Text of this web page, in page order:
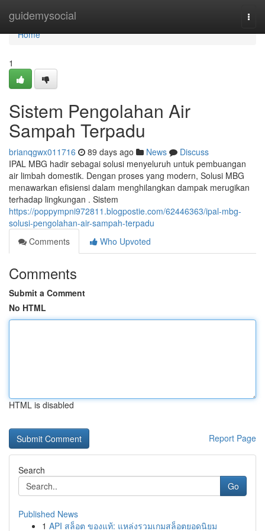
guidemysocial
Home
Home
1
Sistem Pengolahan Air
Sampah Terpadu
brianqgwx011716 89 days ago News
Discuss
IPAL MBG hadir sebagai solusi menyeluruh untuk pembuangan
air limbah domestik. Dengan proses yang modern, Solusi MBG
menawarkan efisiensi dalam menghilangkan dampak merugikan
terhadap lingkungan . Sistem
https://poppympni972811.blogpostie.com/62446363/ipal-mbg-
solusi-pengolahan-air-sampah-terpadu
Comments
Who Upvoted
Comments
Submit a Comment
No HTML
HTML is disabled
Report Page
Search
Go
Published News
1 API สล็อต ของแท้: แหล่งรวมเกมสล็อตยอดนิยม